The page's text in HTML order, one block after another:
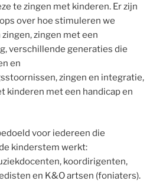
te zingen met kinderen. Er zijn
over hoe stimuleren we
zingen met een
verschillende generaties die
en
zingen en integratie,
kinderen met een handicap en
voor iedereen die
kinderstem werkt:
koordirigenten,
en K&O artsen (foniaters).